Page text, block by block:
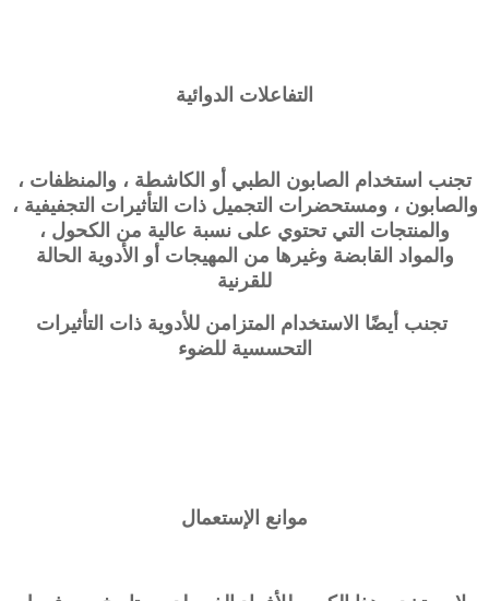
التفاعلات الدوائية
تجنب استخدام الصابون الطبي أو الكاشطة ، والمنظفات ،
والصابون ، ومستحضرات التجميل ذات التأثيرات التجفيفية ،
والمنتجات التي تحتوي على نسبة عالية من الكحول ،
والمواد القابضة وغيرها من المهيجات أو الأدوية الحالة
للقرنية
تجنب أيضًا الاستخدام المتزامن للأدوية ذات التأثيرات
التحسسية للضوء
موانع الإستعمال